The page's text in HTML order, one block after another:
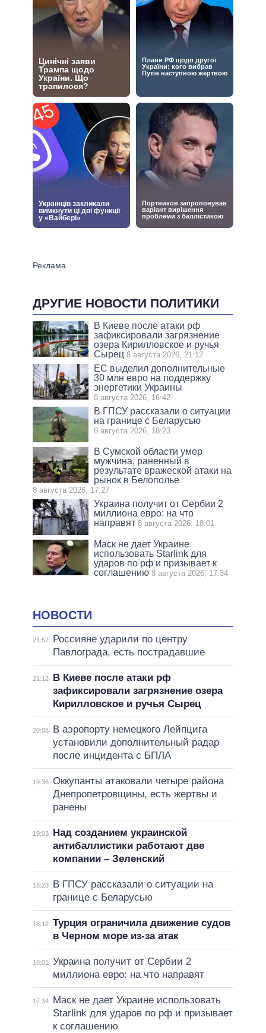
ДРУГИЕ НОВОСТИ ПОЛИТИКИ
В Киеве после атаки рф
зафиксировали загрязнение
озера Кирилловское и ручья
Сырец 8 августа 2026, 21:12
ЕС выделил дополнительные
30 млн евро на поддержку
энергетики Украины
8 августа 2026, 16:42
В ГПСУ рассказали о ситуации
на границе с Беларусью
8 августа 2026, 18:23
В Сумской области умер
мужчина, раненный в
результате вражеской атаки на
рынок в Белополье
8 августа 2026, 17:27
Украина получит от Сербии 2
миллиона евро: на что
направят 8 августа 2026, 18:01
Маск не дает Украине
использовать Starlink для
ударов по рф и призывает к
соглашению 8 августа 2026, 17:34
НОВОСТИ
21:57
Россияне ударили по центру
Павлограда, есть пострадавшие
21:12
В Киеве после атаки рф
зафиксировали загрязнение озера
Кирилловское и ручья Сырец
20:08
В аэропорту немецкого Лейпцига
установили дополнительный радар
после инцидента с БПЛА
19:36 Оккупанты атаковали четыре района
Днепропетровщины, есть жертвы и
ранены
19:03
Над созданием украинской
антибаллистики работают две
компании – Зеленский
18:23
В ГПСУ рассказали о ситуации на
границе с Беларусью
18:12 Турция ограничила движение судов
в Черном море из-за атак
18:01
Украина получит от Сербии 2
миллиона евро: на что направят
17:34
Маск не дает Украине использовать
Starlink для ударов по рф и призывает
к соглашению